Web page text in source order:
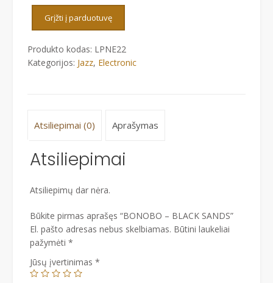
BLACK
Grįžti į parduotuvę
Produkto kodas: LPNE22
Kategorijos: Jazz, Electronic
Atsiliepimai (0) Aprašymas
Atsiliepimai
Atsiliepimų dar nėra.
Būkite pirmas aprašęs “BONOBO – BLACK SANDS”
El. pašto adresas nebus skelbiamas. Būtini laukeliai
pažymėti *
Jūsų įvertinimas *